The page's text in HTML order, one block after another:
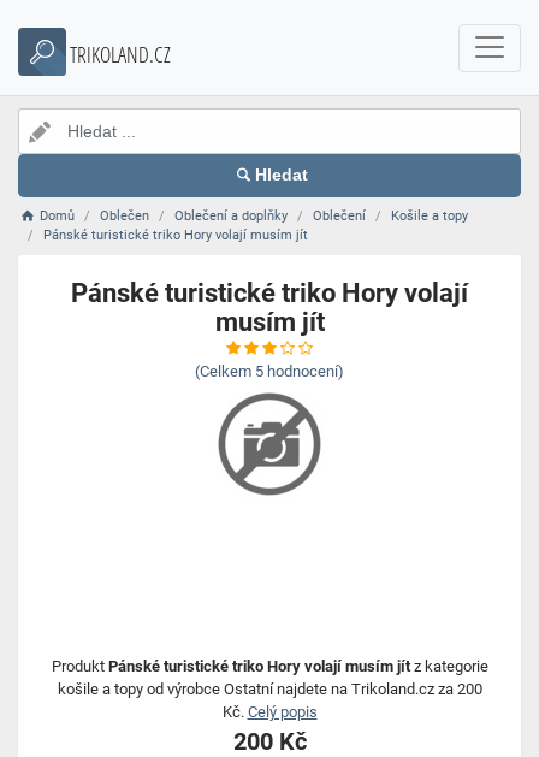
TRIKOLAND.CZ
Hledat
Domů Oblečen Oblečení a doplňky Oblečení
Košile a topy
Pánské turistické triko Hory volají musím jít
Pánské turistické triko Hory volají
musím jít
(Celkem 5 hodnocení)
Produkt Pánské turistické triko Hory volají musím jítz kategorie
košile a topy od výrobce Ostatní najdete na Trikoland.cz za 200
Kč. Celý popis
200 Kč